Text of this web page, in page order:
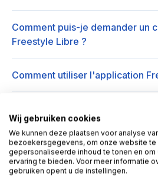
Comment puis-je demander un
Freestyle Libre ?
Comment utiliser l'application
Comment puis-je consulter les
de glucose ?
À quoi sert le capteur de
Wij gebruiken cookies
We kunnen deze plaatsen voor analyse
bezoekersgegevens, om onze website te
gepersonaliseerde inhoud te tonen en
ervaring te bieden. Voor meer informatie
gebruiken opent u de instellingen.